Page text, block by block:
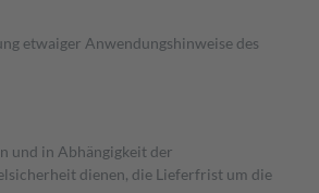
etwaiger Anwendungshinweise des
und in Abhängigkeit der
dienen, die Lieferfrist um die